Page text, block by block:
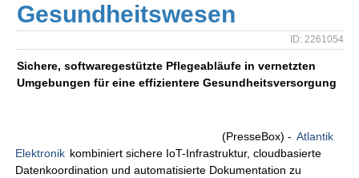
Gesundheitswesen
ID: 2261054
Sichere, softwaregestützte Pflegeabläufe in vernetzten
Umgebungen für eine effizientere Gesundheitsversorgung
(PresseBox) - Atlantik
Elektronik kombiniert sichere IoT-Infrastruktur, cloudbasierte
Datenkoordination und automatisierte Dokumentation zu